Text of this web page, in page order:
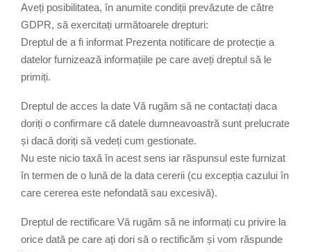
Aveți posibilitatea, în anumite condiții prevăzute de către
GDPR, să exercitați următoarele drepturi:
Dreptul de a fi informat Prezenta notificare de protecție a
datelor furnizează informațiile pe care aveți dreptul să le
primiți.
Dreptul de acces la date Vă rugăm să ne contactați daca
doriți o confirmare că datele dumneavoastră sunt prelucrate
și dacă doriți să vedeți cum gestionate.
Nu este nicio taxă în acest sens iar răspunsul este furnizat
în termen de o lună de la data cererii (cu excepția cazului în
care cererea este nefondată sau excesivă).
Dreptul de rectificare Vă rugăm să ne informați cu privire la
orice dată pe care ați dori să o rectificăm și vom răspunde